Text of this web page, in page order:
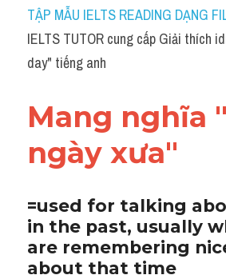
Idiom
Grammar
Word form
Cách dùng từ
Đề thi thật Task 2
Speaking
TẬP MẪU IELTS READING DẠNG
IELTS TUTOR cung cấp Giải thích
day" tiếng anh
Mang nghĩa
ngày xưa"
=used for talking
in the past, usually
are remembering
about that time